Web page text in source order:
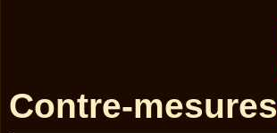
Contre-mesures